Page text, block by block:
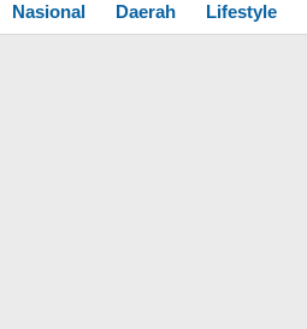
Nasional
Daerah Lifestyle